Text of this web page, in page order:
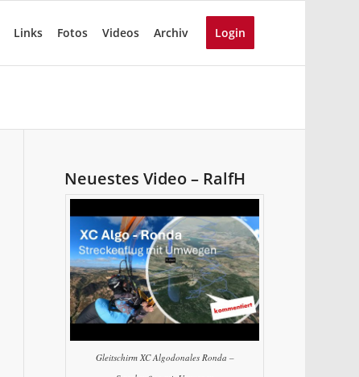
Links Fotos Videos Archiv Login
Neuestes Video – RalfH
Gleitschirm XC Algodonales Ronda –